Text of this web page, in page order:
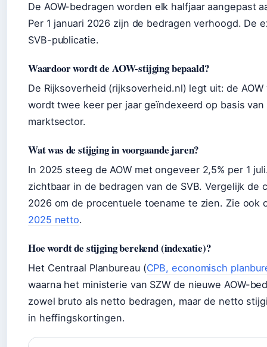
De AOW-bedragen worden elk halfjaar aangepast
Per 1 januari 2026 zijn de bedragen verhoogd. De
SVB-publicatie.
Waardoor wordt de AOW-stijging bepaald?
De Rijksoverheid (rijksoverheid.nl) legt uit: de
wordt twee keer per jaar geïndexeerd op basis
marktsector.
Wat was de stijging in voorgaande jaren?
In 2025 steeg de AOW met ongeveer 2,5% per 1
zichtbaar in de bedragen van de SVB. Vergelijk de
2026 om de procentuele toename te zien. Zie
2025 netto.
Hoe wordt de stijging berekend (indexatie)?
Het Centraal Planbureau (CPB, economisch
waarna het ministerie van SZW de nieuwe AOW-
zowel bruto als netto bedragen, maar de netto
in heffingskortingen.